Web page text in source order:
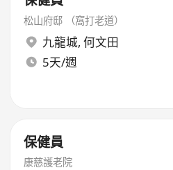
松山府邸 （窩打老道）
九龍城, 何文田
5天/週
保健員
康慈護老院